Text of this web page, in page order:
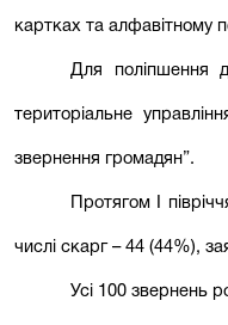
картках та алфавітному
Для поліпшення
територіальне
звернення громадян”.
Протягом І
числі скарг – 44 (44%),
Усі 100 звернень